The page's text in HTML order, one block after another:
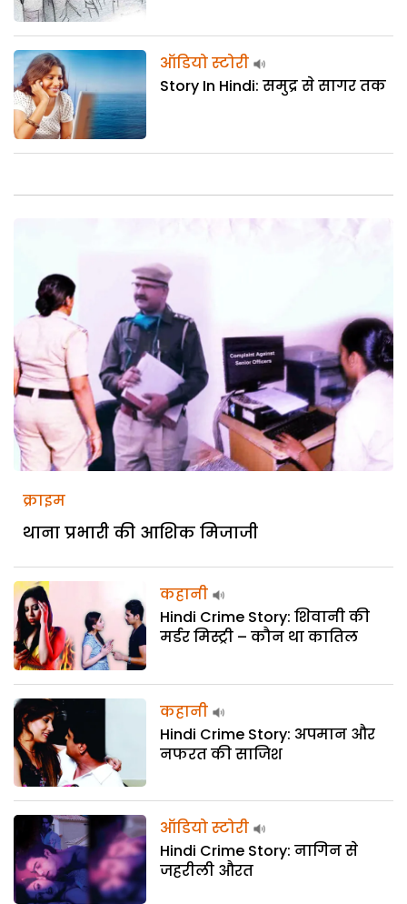
ऑडियो स्टोरी
Story In Hindi: समुद्र से सागर तक
क्राइम
थाना प्रभारी की आशिक मिजाजी
कहानी
Hindi Crime Story: शिवानी की
मर्डर मिस्ट्री – कौन था कातिल
कहानी
Hindi Crime Story: अपमान और
नफरत की साजिश
ऑडियो स्टोरी
Hindi Crime Story: नागिन से
जहरीली औरत